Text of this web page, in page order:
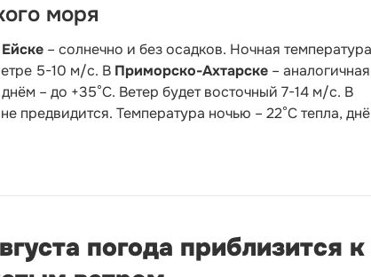
моря
Ейске – солнечно и без осадков. Ночная
5-10 м/с. В Приморско-Ахтарске – аналогичная
– до +35°С. Ветер будет восточный 7-14 м/с. В
предвидится. Температура ночью – 22°С тепла,
погода приблизится